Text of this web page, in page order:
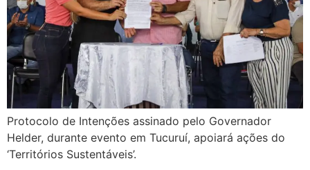
Protocolo de Intenções assinado pelo Governador
Helder, durante evento em Tucuruí, apoiará ações do
‘Territórios Sustentáveis’.